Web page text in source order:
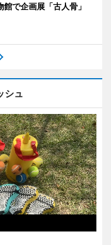
で企画展「古人骨」
シュ